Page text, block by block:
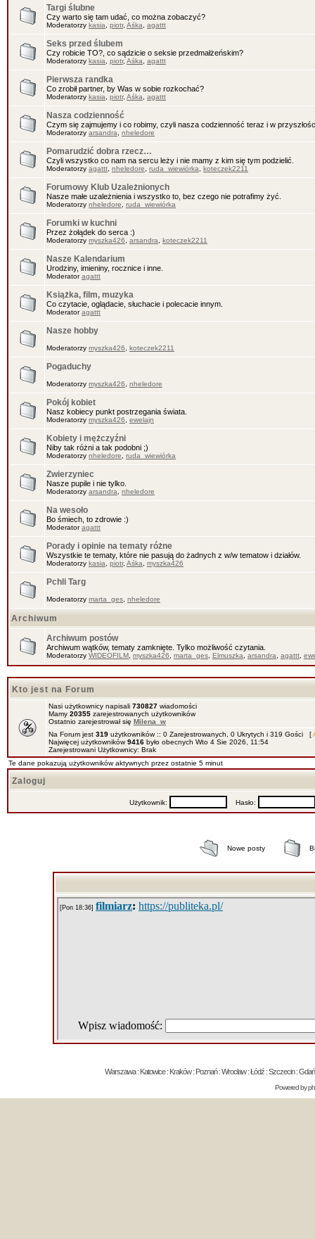
Targi ślubne
Czy warto się tam udać, co można zobaczyć?
Moderatorzy kasia piotr, Aśka agattt
Seks przed ślubem
Czy robicie TO?, co sądzicie o seksie przedmałżeńskim?
Moderatorzy kasia piotr, Aśka agattt
Pierwsza randka
Co zrobił partner, by Was w sobie rozkochać?
Moderatorzy kasia piotr, Aśka agattt
Nasza codzienność
Czym się zajmujemy i co robimy, czyli nasza codzienność teraz i w
Moderatorzy arsandra nheledore
Pomarudzić dobra rzecz…
Czyli wszystko co nam na sercu leży i nie mamy z kim się tym podzielić.
Moderatorzy agattt nheledore ruda_wiewiórka koteczek2211
Forumowy Klub Uzależnionych
Nasze małe uzależnienia i wszystko to, bez czego nie potrafimy żyć.
Moderatorzy nheledore ruda_wiewiórka
Forumki w kuchni
Przez żołądek do serca :)
Moderatorzy myszka426 arsandra koteczek2211
Nasze Kalendarium
Urodziny, imieniny, rocznice i inne.
Moderatoragattt
Książka, film, muzyka
Co czytacie, oglądacie, słuchacie i polecacie innym.
Moderatoragattt
Nasze hobby
Moderatorzy myszka426 koteczek2211
Pogaduchy
Moderatorzy myszka426 nheledore
Pokój kobiet
Nasz kobiecy punkt postrzegania świata.
Moderatorzy myszka426 ewelajn
Kobiety i mężczyźni
Niby tak różni a tak podobni ;)
Moderatorzy nheledore ruda_wiewiórka
Zwierzyniec
Nasze pupile i nie tylko.
Moderatorzy arsandra nheledore
Na wesoło
Bo śmiech, to zdrowie :)
Moderatoragattt
Porady i opinie na tematy różne
Wszystkie te tematy, które nie pasują do żadnych z w/w tematow i działów.
Moderatorzy kasia piotr, Aśka myszka426
Pchli Targ
Moderatorzy marta_ges nheledore
Archiwum
Archiwum postów
Archiwum wątków, tematy zamknięte. Tylko możliwość czytania.
Moderatorzy WIDEOFILM myszka426 marta_ges Elmuszka arsandra agattt
Kto jest na Forum
Nasi użytkownicy napisali 730827 wiadomości
Mamy 20355 zarejestrowanych użytkowników
Ostatnio zarejestrował się Milena_w
Na Forum jest 319 użytkowników :: 0 Zarejestrowanych, 0 Ukrytych i 319 Gości [
Najwięcej użytkowników9416 było obecnych Wto 4 Sie 2026, 11:54
Zarejestrowani Użytkownicy: Brak
Te dane pokazują użytkowników aktywnych przez ostatnie 5 minut
Zaloguj
Użytkownik: Hasło:
Nowe posty
Warszawa : Katowice : Kraków : Poznań : Wrocław : Łódź : Szczecin :
Powered by